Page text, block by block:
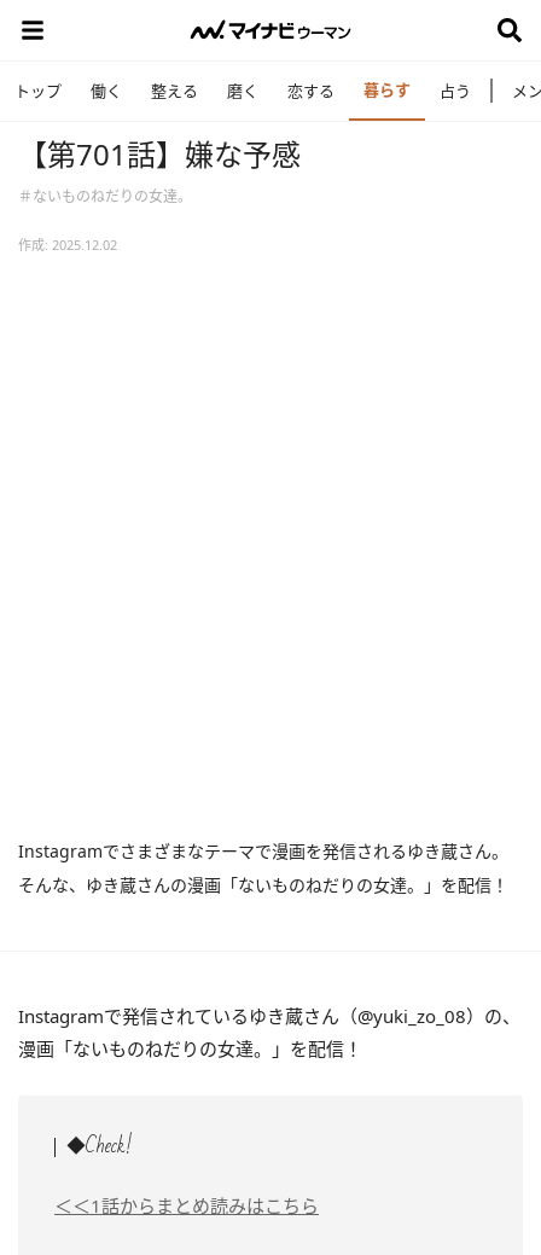
トップ 働く 整える 磨く 恋する 暮らす 占う メ
【第701話】嫌な予感
＃ないものねだりの女達。
作成: 2025.12.02
Instagramでさまざまなテーマで漫画を発信されるゆき蔵さん。
そんな、ゆき蔵さんの漫画「ないものねだりの女達。」を配信！
Instagramで発信されているゆき蔵さん（@yuki_zo_08）の、
漫画「ないものねだりの女達。」を配信！
◆Check!
＜＜1話からまとめ読みはこちら